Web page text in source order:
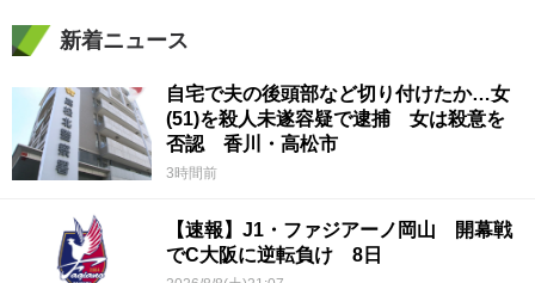
新着ニュース
自宅で夫の後頭部など切り付けたか…女
(51)を殺人未遂容疑で逮捕 女は殺意を
否認 香川・高松市
3時間前
【速報】J1・ファジアーノ岡山 開幕戦
でC大阪に逆転負け 8日